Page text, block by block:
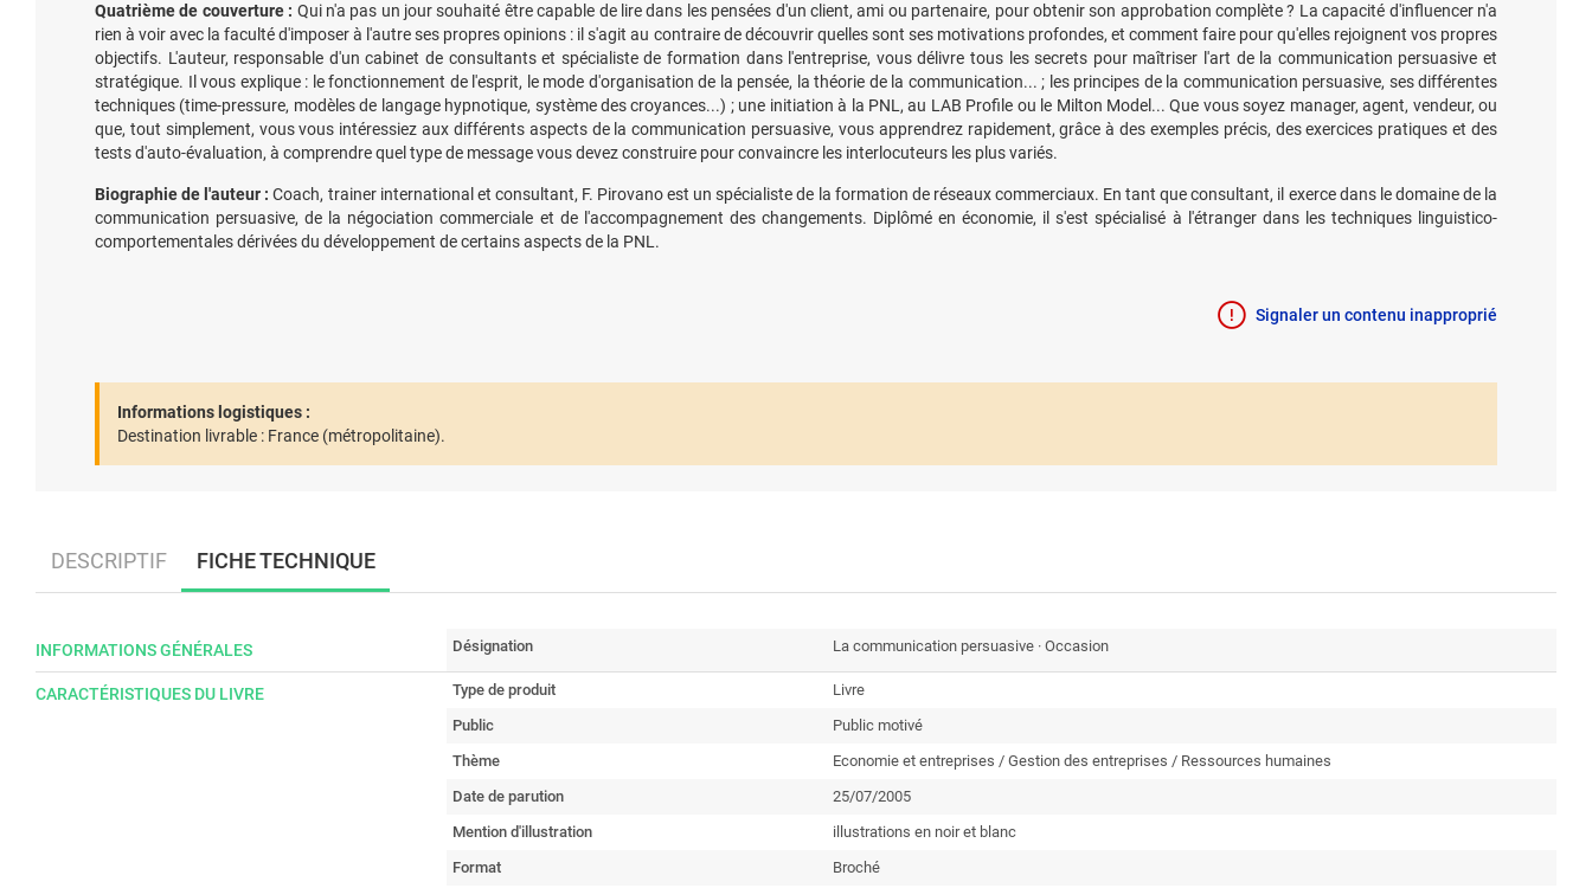
Quatrième de couverture : Qui n'a pas un jour souhaité être capable de lire dans les pensées d'un client, ami ou partenaire, pour obtenir son approbation complète ? La capacité d'influencer n'a
rien à voir avec la faculté d'imposer à l'autre ses propres opinions : il s'agit au contraire de découvrir quelles sont ses motivations profondes, et comment faire pour qu'elles rejoignent vos propres
objectifs. L'auteur, responsable d'un cabinet de consultants et spécialiste de formation dans l'entreprise, vous délivre tous les secrets pour maîtriser l'art de la communication persuasive et
stratégique. Il vous explique : le fonctionnement de l'esprit, le mode d'organisation de la pensée, la théorie de la communication... ; les principes de la communication persuasive, ses différentes
techniques (time-pressure, modèles de langage hypnotique, système des croyances...) ; une initiation à la PNL, au LAB Profile ou le Milton Model... Que vous soyez manager, agent, vendeur, ou
que, tout simplement, vous vous intéressiez aux différents aspects de la communication persuasive, vous apprendrez rapidement, grâce à des exemples précis, des exercices pratiques et des
tests d'auto-évaluation, à comprendre quel type de message vous devez construire pour convaincre les interlocuteurs les plus variés.
Biographie de l'auteur :Coach, trainer international et consultant, F. Pirovano est un spécialiste de la formation de réseaux commerciaux. En tant que consultant, il exerce dans le domaine de la
communication persuasive, de la négociation commerciale et de l'accompagnement des changements. Diplômé en économie, il s'est spécialisé à l'étranger dans les techniques linguistico-
comportementales dérivées du développement de certains aspects de la PNL.
Signaler un contenu inapproprié
Informations logistiques :
Destination livrable : France (métropolitaine).
DESCRIPTIF FICHE TECHNIQUE
INFORMATIONS GÉNÉRALES Désignation La communication persuasive · Occasion
CARACTÉRISTIQUES DU LIVRE Type de produit
Livre
Public
Public motivé
Thème
Economie et entreprises / Gestion des entreprises / Ressources humaines
Date de parution
25/07/2005
Mention d'illustration
illustrations en noir et blanc
Format
Broché